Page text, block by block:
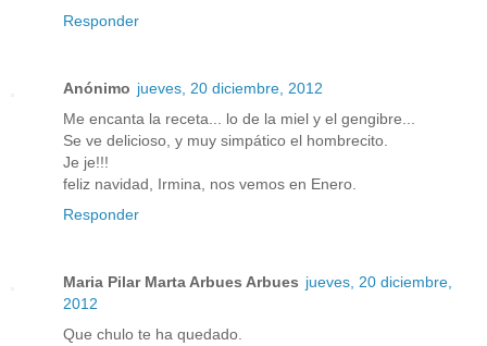
Responder
Anónimo jueves, 20 diciembre, 2012
Me encanta la receta... lo de la miel y el gengibre...
Se ve delicioso, y muy simpático el hombrecito.
Je je!!!
feliz navidad, Irmina, nos vemos en Enero.
Responder
Maria Pilar Marta Arbues Arbues jueves, 20 diciembre,
2012
Que chulo te ha quedado.